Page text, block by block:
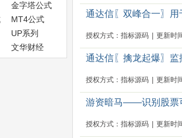
金字塔公式
MT4公式
UP系列
文华财经
通达信〖双峰合一〗
授权方式：指标源码 更新时
通达信〖擒龙起爆〗
授权方式：指标源码 更新时
游资暗马——识别股票
授权方式：指标源码 更新时